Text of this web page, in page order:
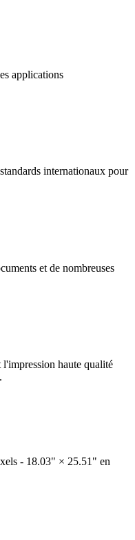
applications
internationaux pour
et de nombreuses
haute qualité
- 18.03" × 25.51" en